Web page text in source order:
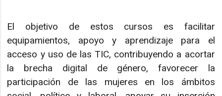
El objetivo de estos cursos es facilitar
equipamientos, apoyo y aprendizaje para el
acceso y uso de las TIC, contribuyendo a acortar
la brecha digital de género, favorecer la
participación de las mujeres en los ámbitos